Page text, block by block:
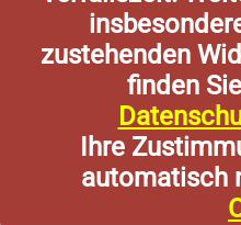
zustehenden
finden
Ihre
automatisch